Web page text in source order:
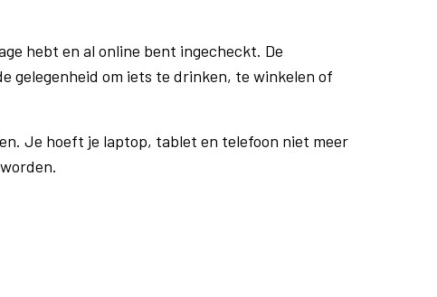
hebt en al online bent ingecheckt. De
gelegenheid om iets te drinken, te winkelen of
Je hoeft je laptop, tablet en telefoon niet meer